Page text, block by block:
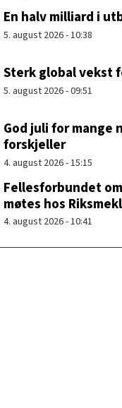
En halv milliard i
5. august 2026 - 10:38
Sterk global vekst
5. august 2026 - 09:51
God juli for mange
forskjeller
4. august 2026 - 15:15
Fellesforbundet
møtes hos
4. august 2026 - 10:41